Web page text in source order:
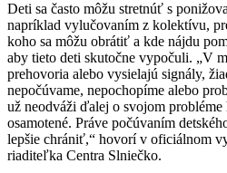
Deti sa často môžu stretnúť s
napríklad vylučovaním z kolektívu,
koho sa môžu obrátiť a kde nájdu
aby tieto deti skutočne vypočuli. „V
prehovoria alebo vysielajú signály,
nepočúvame, nepochopíme alebo
už neodváži ďalej o svojom
osamotené. Práve počúvaním
lepšie chrániť,“ hovorí v oficiálnom
riaditeľka Centra Slniečko.